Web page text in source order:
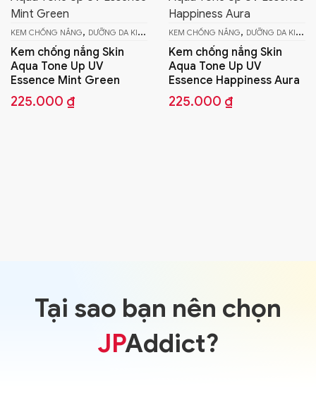
KEM CHỐNG NẮNG, DƯỠNG DA KIỂU NHẬT
Kem chống nắng Skin
Aqua Tone Up UV
Essence Mint Green
225.000 ₫
KEM CHỐNG NẮNG, DƯỠNG DA KIỂU NHẬT
Kem chống nắng Skin
Aqua Tone Up UV
Essence Happiness Aura
225.000 ₫
Tại sao bạn nên chọn
JPAddict?